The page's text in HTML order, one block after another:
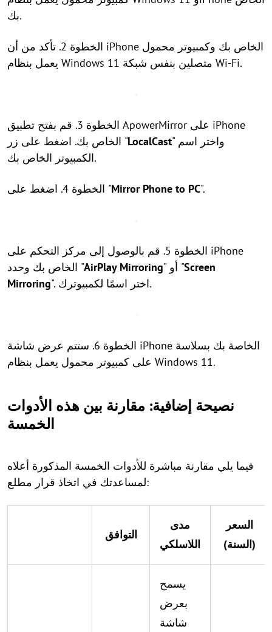
بك.
الخطوة 2. تأكد من أن iPhone الخاص بك وكمبيوتر محمول
يعمل بنظام Windows 11 متصلين بنفس شبكة Wi-Fi.
الخطوة 3. قم بفتح تطبيق ApowerMirror على iPhone
الخاص بك. اضغط على زر "LocalCast" واختر اسم
الكمبيوتر الخاص بك.
الخطوة 4. اضغط على "Mirror Phone to PC".
الخطوة 5. قم بالوصول إلى مركز التحكم على iPhone
الخاص بك وحدد "AirPlay Mirroring " أو "Screen
Mirroring
". اختر اسمًا لكمبيوترك.
الخطوة 6. ستتم عرض شاشة iPhone الخاصة بك بسلاسة
على كمبيوتر محمول يعمل بنظام Windows 11.
نصيحة إضافية: مقارنة بين هذه الأدوات
الخمسة
فيما يلي مقارنة مباشرة للأدوات الخمسة المذكورة أعلاه
لمساعدتك في اتخاذ قرار مطلع:
التوافق
مدى
اللاسلكي
السعر
(السنة)
يسمح
بعرض
شاشة